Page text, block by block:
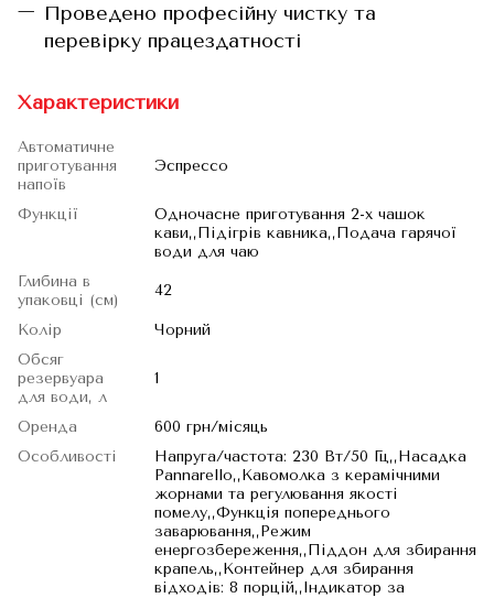
Проведено професійну чистку та
перевірку працездатності
Характеристики
Автоматичне
приготування
напоїв
Эспрессо
Функції
Одночасне приготування 2-х чашок
кави,,Підігрів кавника,,Подача гарячої
води для чаю
Глибина в
упаковці (см)
42
Колір
Чорний
Обсяг
резервуара
для води, л
1
Оренда
600 грн/місяць
Особливості
Напруга/частота: 230 Вт/50 Гц,,Насадка
Pannarello,,Кавомолка з керамічними
жорнами та регулювання якості
помелу,,Функція попереднього
заварювання,,Режим
енергозбереження,,Піддон для збирання
крапель,,Контейнер для збирання
відходів: 8 порцій,,Індикатор за